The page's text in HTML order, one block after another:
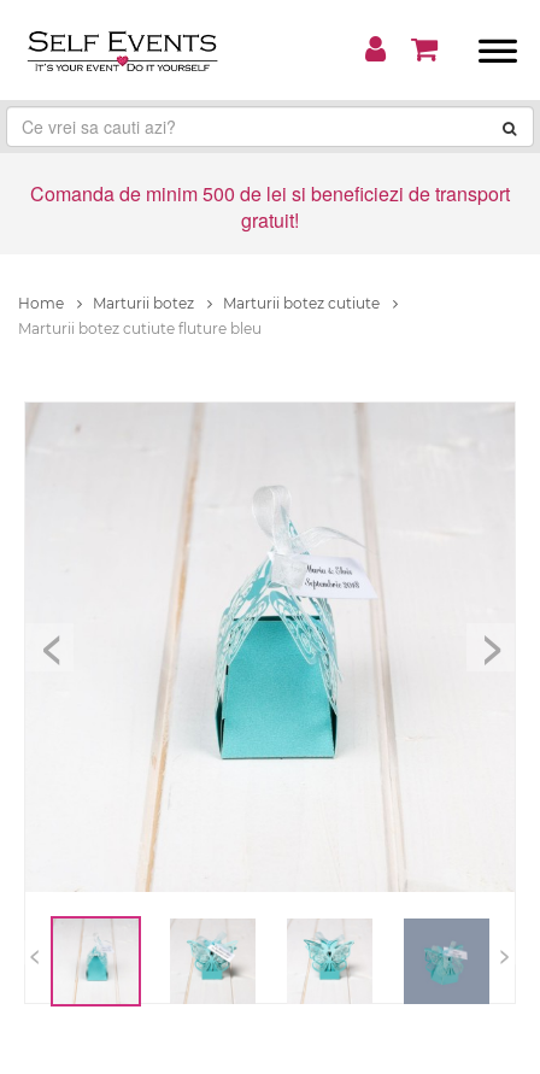
Comanda de minim 500 de lei si beneficiezi de transport
gratuit!
Home Marturii botez
Marturii botez cutiute
Marturii botez cutiute fluture bleu
< >
< >